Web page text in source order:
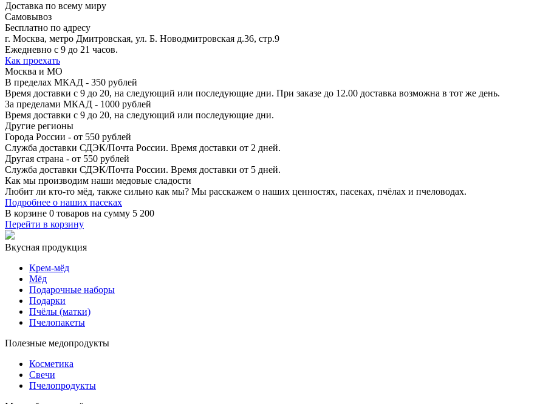
Доставка по всему миру
Самовывоз
Бесплатно по адресу
г. Москва, метро Дмитровская, ул. Б. Новодмитровская д.36, стр.9
Ежедневно с 9 до 21 часов.
Как проехать
Москва и МО
В пределах МКАД - 350 рублей
Время доставки с 9 до 20, на следующий или последующие дни. При заказе до 12.00 доставка возможна в тот же день.
За пределами МКАД - 1000 рублей
Время доставки с 9 до 20, на следующий или последующие дни.
Другие регионы
Города России - от 550 рублей
Служба доставки СДЭК/Почта России. Время доставки от 2 дней.
Другая страна - от 550 рублей
Служба доставки СДЭК/Почта России. Время доставки от 5 дней.
Как мы производим наши медовые сладости
Любит ли кто-то мёд, также сильно как мы? Мы расскажем о наших ценностях, пасеках, пчёлах и пчеловодах.
Подробнее о наших пасеках
В корзине 0 товаров на сумму 5 200
Перейти в корзину
Вкусная продукция
Крем-мёд
Мёд
Подарочные наборы
Подарки
Пчёлы (матки)
Пчелопакеты
Полезные медопродукты
Косметика
Свечи
Пчелопродукты